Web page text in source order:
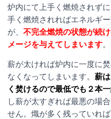
炉内にて上手く燃焼されず
手く燃焼されればエネルギ
が、 不完全燃焼の状態が続
メージを与えてしまいます。
薪が太ければ炉内に一度に
なくなってしまいます。 薪
く焚けるので最低でも２本
し薪が太すぎれば最悪の場
せん。熾が多く残っていれ